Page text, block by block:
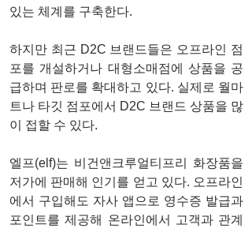
있는 체계를 구축한다.
하지만 최근 D2C 브랜드들은 오프라인 점
포를 개설하거나 대형소매점에 상품을 공
급하며 판로를 확대하고 있다. 실제로 월마
트나 타깃 점포에서 D2C 브랜드 상품을 많
이 접할 수 있다.
엘프(elf)는 비건앤크루얼티프리 화장품을
저가에 판매해 인기를 얻고 있다. 오프라인
에서 구입해도 자사 앱으로 영수증 발급과
포인트를 제공해 온라인에서 고객과 관계